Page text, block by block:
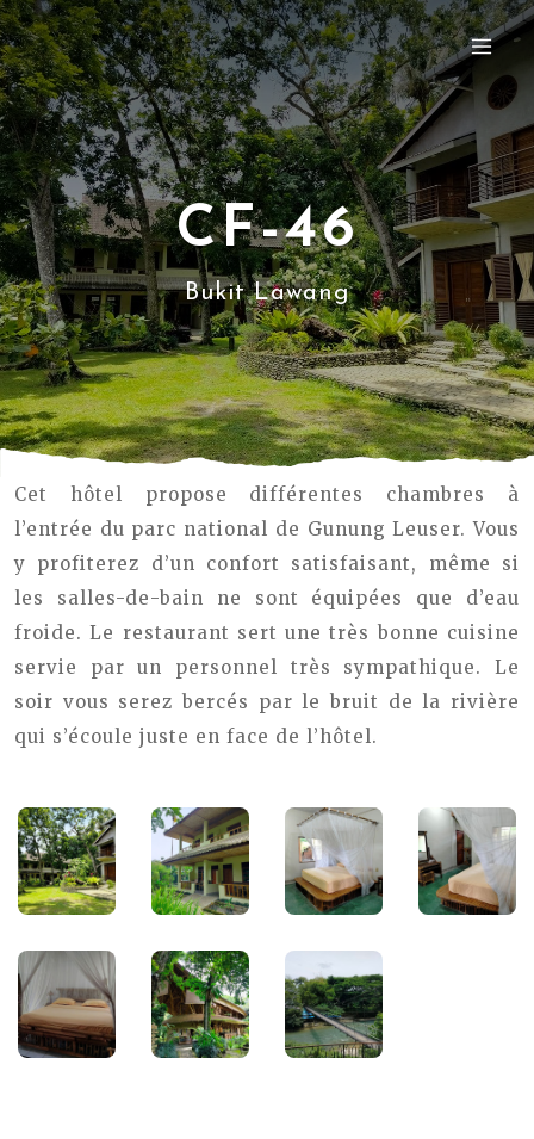
CF-46
Bukit Lawang
Cet hôtel propose différentes chambres à
l’entrée du parc national de Gunung Leuser. Vous
y profiterez d’un confort satisfaisant, même si
les salles-de-bain ne sont équipées que d’eau
froide. Le restaurant sert une très bonne cuisine
servie par un personnel très sympathique. Le
soir vous serez bercés par le bruit de la rivière
qui s’écoule juste en face de l’hôtel.